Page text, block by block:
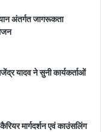
अंतर्गत जागरूकता
यादव ने सुनी कार्यकर्ताओं
मार्गदर्शन एवं काउंसलिंग